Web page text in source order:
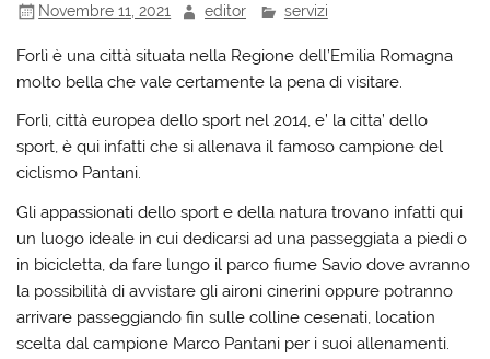
Novembre 11, 2021 editor servizi
Forlì è una città situata nella Regione dell’Emilia Romagna
molto bella che vale certamente la pena di visitare.
Forlì,città europea dello sport nel 2014, e’ la citta’ dello
sport, è qui infatti che si allenava il famoso campione del
ciclismo Pantani.
Gli appassionati dello sport e della natura trovano infatti qui
un luogo ideale in cui dedicarsi ad una passeggiata a piedi o
in bicicletta, da fare lungo il parco fiume Savio dove avranno
la possibilità di avvistare gli aironi cinerini oppure potranno
arrivare passeggiando fin sulle colline cesenati, location
scelta dal campione Marco Pantani per i suoi allenamenti.